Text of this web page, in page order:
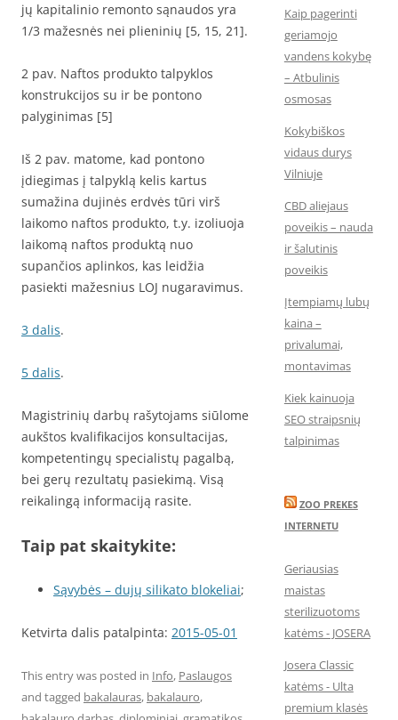
jų kapitalinio remonto sąnaudos yra
1/3 mažesnės nei plieninių [5, 15, 21].
2 pav. Naftos produkto talpyklos
konstrukcijos su ir be pontono
palyginimas [5]
Iš 2 pav. matome, kad pontono
įdiegimas į talpyklą kelis kartus
sumažina dujinės erdvės tūri virš
laikomo naftos produkto, t.y. izoliuoja
laikomą naftos produktą nuo
supančios aplinkos, kas leidžia
pasiekti mažesnius LOJ nugaravimus.
3 dalis.
5 dalis.
Magistrinių darbų rašytojams siūlome
aukštos kvalifikacijos konsultacijas,
kompetentingų specialistų pagalbą,
bei gerų rezultatų pasiekimą. Visą
reikalingą informaciją rasite.
Taip pat skaitykite:
Sąvybės – dujų silikato blokeliai;
Ketvirta dalis patalpinta: 2015-05-01
This entry was posted in Info, Paslaugos
and tagged bakalauras, bakalauro,
Kaip pagerinti
geriamojo
vandens kokybę
– Atbulinis
osmosas
Kokybiškos
vidaus durys
Vilniuje
CBD aliejaus
poveikis – nauda
ir šalutinis
poveikis
Įtempiamų lubų
kaina –
privalumai,
montavimas
Kiek kainuoja
SEO straipsnių
talpinimas
ZOO PREKES
INTERNETU
Geriausias
maistas
sterilizuotoms
katėms - JOSERA
Josera Classic
katėms - Ulta
premium klasės